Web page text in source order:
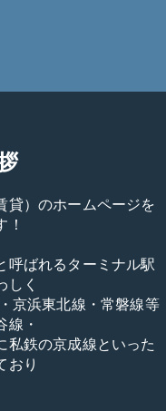
貸）のホームページを
呼ばれるターミナル駅
しく
京浜東北線・常磐線等
・
私鉄の京成線といった
おり